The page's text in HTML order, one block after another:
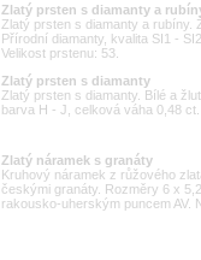
Zlatý prsten s diamanty a
Zlatý prsten s diamanty a rubíny.
Přírodní diamanty, kvalita SI1 -
Velikost prstenu: 53.
Zlatý prsten s diamanty
Zlatý prsten s diamanty. Bílé a
barva H - J, celková váha 0,48
Zlatý náramek s granáty
Kruhový náramek z růžového
českými granáty. Rozměry 6 x
rakousko-uherským puncem AV.